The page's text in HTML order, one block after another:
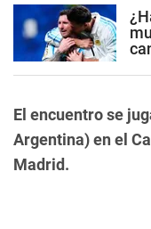
El encuentro se
Argentina) en el
Madrid.